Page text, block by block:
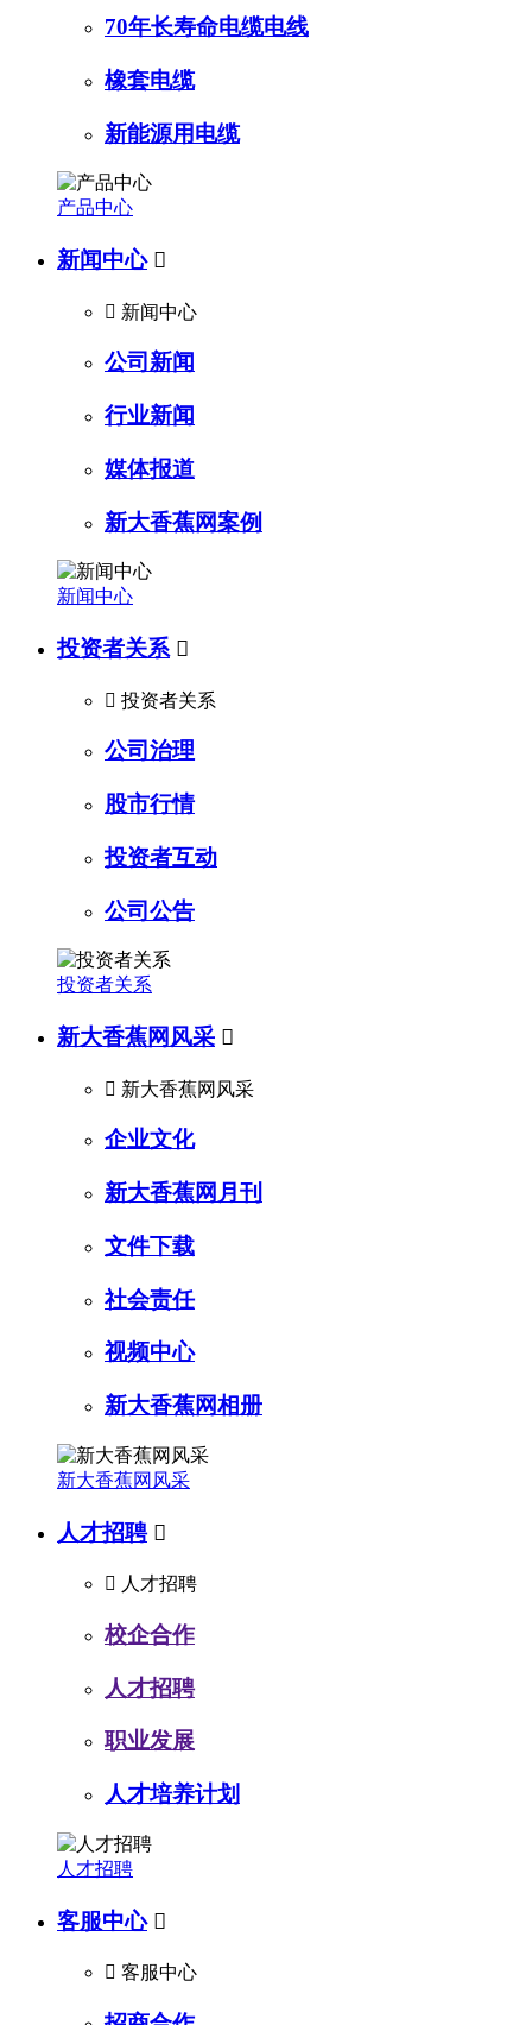
70年长寿命电缆电线
橡套电缆
新能源用电缆
产品中心
新闻中心 
 新闻中心
公司新闻
行业新闻
媒体报道
新大香蕉网案例
新闻中心
投资者关系 
 投资者关系
公司治理
股市行情
投资者互动
公司公告
投资者关系
新大香蕉网风采 
 新大香蕉网风采
企业文化
新大香蕉网月刊
文件下载
社会责任
视频中心
新大香蕉网相册
新大香蕉网风采
人才招聘 
 人才招聘
校企合作
人才招聘
职业发展
人才培养计划
人才招聘
客服中心 
 客服中心